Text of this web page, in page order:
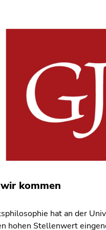
kommen
hat an der
hohen Stellenwert